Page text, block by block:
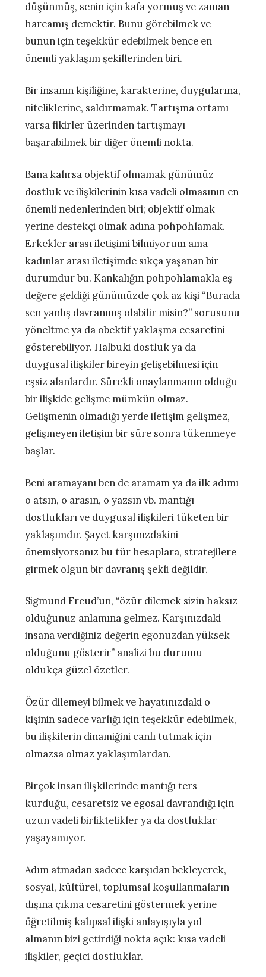
düşünmüş, senin için kafa yormuş ve zaman
harcamış demektir. Bunu görebilmek ve
bunun için teşekkür edebilmek bence en
önemli yaklaşım şekillerinden biri.
Bir insanın kişiliğine, karakterine, duygularına,
niteliklerine, saldırmamak. Tartışma ortamı
varsa fikirler üzerinden tartışmayı
başarabilmek bir diğer önemli nokta.
Bana kalırsa objektif olmamak günümüz
dostluk ve ilişkilerinin kısa vadeli olmasının en
önemli nedenlerinden biri; objektif olmak
yerine destekçi olmak adına pohpohlamak.
Erkekler arası iletişimi bilmiyorum ama
kadınlar arası iletişimde sıkça yaşanan bir
durumdur bu. Kankalığın pohpohlamakla eş
değere geldiği günümüzde çok az kişi “Burada
sen yanlış davranmış olabilir misin?” sorusunu
yöneltme ya da obektif yaklaşma cesaretini
gösterebiliyor. Halbuki dostluk ya da
duygusal ilişkiler bireyin gelişebilmesi için
eşsiz alanlardır. Sürekli onaylanmanın olduğu
bir ilişkide gelişme mümkün olmaz.
Gelişmenin olmadığı yerde iletişim gelişmez,
gelişmeyen iletişim bir süre sonra tükenmeye
başlar.
Beni aramayanı ben de aramam ya da ilk adımı
o atsın, o arasın, o yazsın vb. mantığı
dostlukları ve duygusal ilişkileri tüketen bir
yaklaşımdır. Şayet karşınızdakini
önemsiyorsanız bu tür hesaplara, stratejilere
girmek olgun bir davranış şekli değildir.
Sigmund Freud’un, “özür dilemek sizin haksız
olduğunuz anlamına gelmez. Karşınızdaki
insana verdiğiniz değerin egonuzdan yüksek
olduğunu gösterir” analizi bu durumu
oldukça güzel özetler.
Özür dilemeyi bilmek ve hayatınızdaki o
kişinin sadece varlığı için teşekkür edebilmek,
bu ilişkilerin dinamiğini canlı tutmak için
olmazsa olmaz yaklaşımlardan.
Birçok insan ilişkilerinde mantığı ters
kurduğu, cesaretsiz ve egosal davrandığı için
uzun vadeli birliktelikler ya da dostluklar
yaşayamıyor.
Adım atmadan sadece karşıdan bekleyerek,
sosyal, kültürel, toplumsal koşullanmaların
dışına çıkma cesaretini göstermek yerine
öğretilmiş kalıpsal ilişki anlayışıyla yol
almanın bizi getirdiği nokta açık: kısa vadeli
ilişkiler, geçici dostluklar.